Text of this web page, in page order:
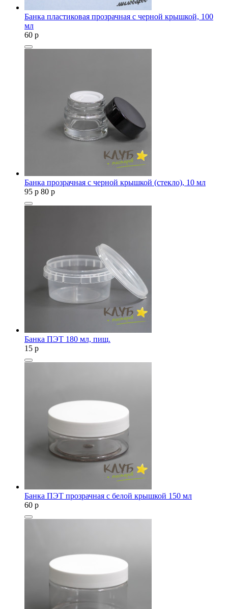
Банка пластиковая прозрачная с черной крышкой, 100
мл
60 p
Банка прозрачная с черной крышкой (стекло), 10 мл
95 p 80 p
Банка ПЭТ 180 мл, пищ.
15 p
Банка ПЭТ прозрачная с белой крышкой 150 мл
60 p